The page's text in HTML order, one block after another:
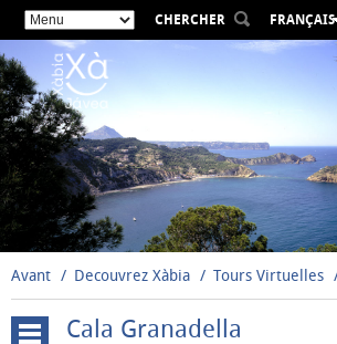
CHERCHER
FRANÇAIS
ESPAÑOL
DEUTSCH
РУССКИЙ
Avant Decouvrez Xàbia Tours Virtuelles
Cala Granadella